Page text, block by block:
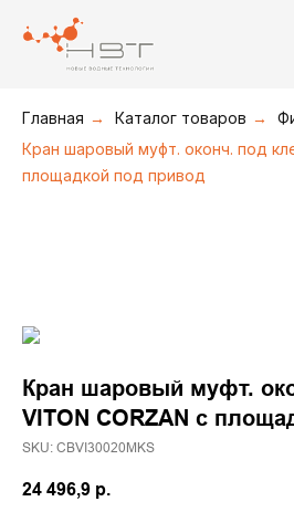
Главная → Каталог товаров →
Кран шаровый муфт. оконч. под
площадкой под привод
Кран шаровый муфт.
VITON CORZAN с
SKU: CBVI30020MKS
24 496,9 р.